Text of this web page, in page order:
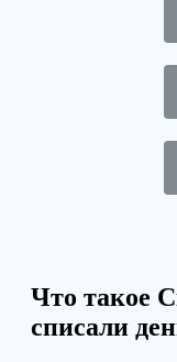
Что такое
списали